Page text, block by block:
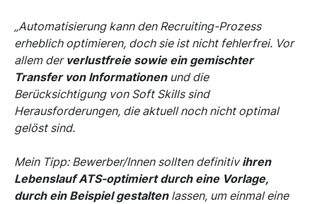
„Automatisierung kann den Recruiting-Prozess
erheblich optimieren, doch sie ist nicht fehlerfrei. Vor
allem der verlustfreie sowie ein gemischter
Transfer von Informationen und die
Berücksichtigung von Soft Skills sind
Herausforderungen, die aktuell noch nicht optimal
gelöst sind.
Mein Tipp: Bewerber/Innen sollten definitivihren
Lebenslauf ATS-optimiert durch eine Vorlage,
durch ein Beispiel gestaltenlassen, um einmal eine